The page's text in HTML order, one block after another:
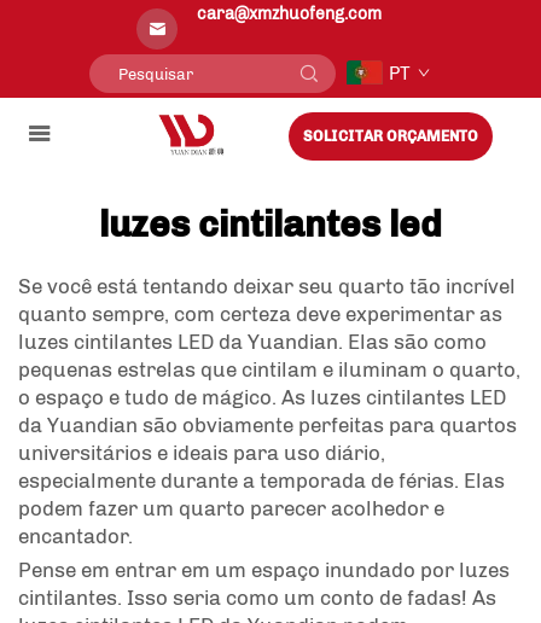
cara@xmzhuofeng.com
PT
SOLICITAR ORÇAMENTO
luzes cintilantes led
Se você está tentando deixar seu quarto tão incrível
quanto sempre, com certeza deve experimentar as
luzes cintilantes LED da Yuandian. Elas são como
pequenas estrelas que cintilam e iluminam o quarto,
o espaço e tudo de mágico. As luzes cintilantes LED
da Yuandian são obviamente perfeitas para quartos
universitários e ideais para uso diário,
especialmente durante a temporada de férias. Elas
podem fazer um quarto parecer acolhedor e
encantador.
Pense em entrar em um espaço inundado por luzes
cintilantes. Isso seria como um conto de fadas! As